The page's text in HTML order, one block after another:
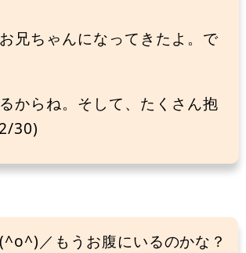
兄ちゃんになってきたよ。で
からね。そして、たくさん抱
30)
／もうお腹にいるのかな？